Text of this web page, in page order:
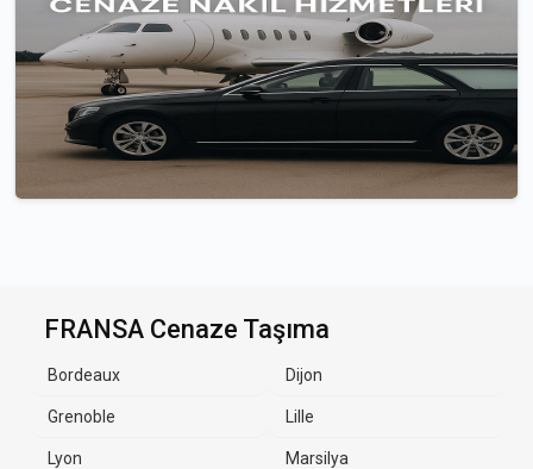
FRANSA Cenaze Taşıma
Bordeaux Dijon
Grenoble Lille
Lyon Marsilya